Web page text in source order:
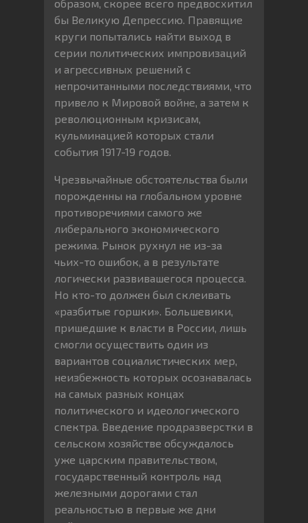
образом, скорее всего предвосхитил
бы Великую Депрессию. Правящие
круги попытались найти выход в
серии политических импровизаций
и агрессивных решений с
непрочитанными последствиями, что
привело к Мировой войне, а затем к
революционным кризисам,
кульминацией которых стали
события 1917-19 годов.
Чрезвычайные обстоятельства были
порожденны на глобальном уровне
противоречиями самого же
либерального экономического
режима. Рынок рухнул не из-за
чьих-то ошибок, а в результате
логически развивашегося процесса.
Но кто-то должен был склеивать
«разбитые горшки». Большевики,
пришедшие к власти в России, лишь
смогли осуществить один из
вариантов социалистических мер,
неизбежность которых осознавалась
на самых разных концах
политического и идеологического
спектра. Введение продразверстки в
сельском хозяйстве обсуждалось
уже царским правительством,
государственный контроль над
железными дорогами стал
реальностью в первые же дни